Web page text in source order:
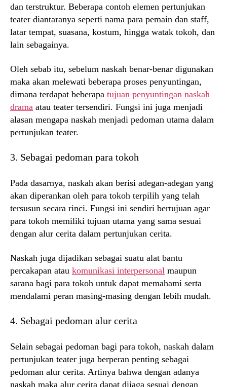
dan terstruktur. Beberapa contoh elemen pertunjukan
teater diantaranya seperti nama para pemain dan staff,
latar tempat, suasana, kostum, hingga watak tokoh, dan
lain sebagainya.
Oleh sebab itu, sebelum naskah benar-benar digunakan
maka akan melewati beberapa proses penyuntingan,
dimana terdapat beberapa tujuan penyuntingan naskah
drama atau teater tersendiri. Fungsi ini juga menjadi
alasan mengapa naskah menjadi pedoman utama dalam
pertunjukan teater.
3. Sebagai pedoman para tokoh
Pada dasarnya, naskah akan berisi adegan-adegan yang
akan diperankan oleh para tokoh terpilih yang telah
tersusun secara rinci. Fungsi ini sendiri bertujuan agar
para tokoh memiliki tujuan utama yang sama sesuai
dengan alur cerita dalam pertunjukan cerita.
Naskah juga dijadikan sebagai suatu alat bantu
percakapan atau komunikasi interpersonal maupun
sarana bagi para tokoh untuk dapat memahami serta
mendalami peran masing-masing dengan lebih mudah.
4. Sebagai pedoman alur cerita
Selain sebagai pedoman bagi para tokoh, naskah dalam
pertunjukan teater juga berperan penting sebagai
pedoman alur cerita. Artinya bahwa dengan adanya
naskah maka alur cerita dapat dijaga sesuai dengan